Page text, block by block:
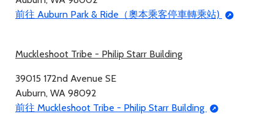
前往 Auburn Park & Ride（奧本乘客停車轉乘站)
Muckleshoot Tribe - Philip Starr Building
39015 172nd Avenue SE
Auburn, WA 98092
前往 Muckleshoot Tribe - Philip Starr Building